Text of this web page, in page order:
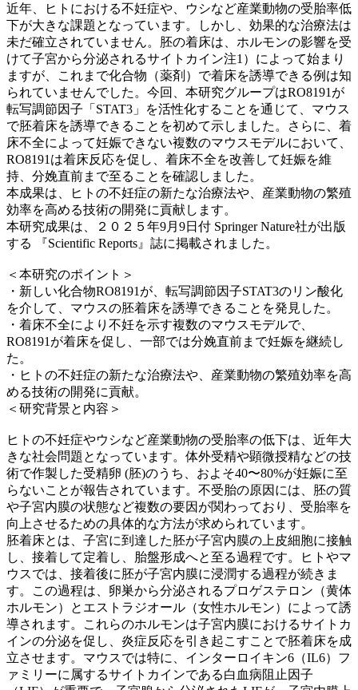
近年、ヒトにおける不妊症や、ウシなど産業動物の受胎率低
下が大きな課題となっています。しかし、効果的な治療法は
未だ確立されていません。胚の着床は、ホルモンの影響を受
けて子宮から分泌されるサイトカイン注1）によって始まり
ますが、これまで化合物（薬剤）で着床を誘導できる例は知
られていませんでした。今回、本研究グループはRO8191が
転写調節因子「STAT3」を活性化することを通じて、マウス
で胚着床を誘導できることを初めて示しました。さらに、着
床不全によって妊娠できない複数のマウスモデルにおいて、
RO8191は着床反応を促し、着床不全を改善して妊娠を維
持、分娩直前まで至ることを確認しました。
本成果は、ヒトの不妊症の新たな治療法や、産業動物の繁殖
効率を高める技術の開発に貢献します。
本研究成果は、２０２５年9月9日付 Springer Nature社が出版
する 『Scientific Reports』誌に掲載されました。
＜本研究のポイント＞
・新しい化合物RO8191が、転写調節因子STAT3のリン酸化
を介して、マウスの胚着床を誘導できることを発見した。
・着床不全により不妊を示す複数のマウスモデルで、
RO8191が着床を促し、一部では分娩直前まで妊娠を継続し
た。
・ヒトの不妊症の新たな治療法や、産業動物の繁殖効率を高
める技術の開発に貢献。
＜研究背景と内容＞
ヒトの不妊症やウシなど産業動物の受胎率の低下は、近年大
きな社会問題となっています。体外受精や顕微授精などの技
術で作製した受精卵 (胚)のうち、およそ40〜80%が妊娠に至
らないことが報告されています。不受胎の原因には、胚の質
や子宮内膜の状態など複数の要因が関わっており、受胎率を
向上させるための具体的な方法が求められています。
胚着床とは、子宮に到達した胚が子宮内膜の上皮細胞に接触
し、接着して定着し、胎盤形成へと至る過程です。ヒトやマ
ウスでは、接着後に胚が子宮内膜に浸潤する過程が続きま
す。この過程は、卵巣から分泌されるプロゲステロン（黄体
ホルモン）とエストラジオール（女性ホルモン）によって誘
導されます。これらのホルモンは子宮内膜におけるサイトカ
インの分泌を促し、炎症反応を引き起こすことで胚着床を成
立させます。マウスでは特に、インターロイキン6（IL6）フ
ァミリーに属するサイトカインである白血病阻止因子